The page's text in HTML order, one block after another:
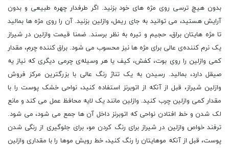
بدون هیچ ترسی روی مژه‌ های خود بزنید. اگر طرفدار چهره‌ طبیعی و بدون
آرایش هستید، می ‌توانید به جای ریمل، وازلین بزنید. آن را روی مژه ‌ها بمالید
تا مژه‌ هایتان براق، حجیم و تیره به نظر برسند. ضمنا قیمت وازلین در شیراز
یک نرم کننده‌ی عالی برای مژه ‌ها نیز محسوب می شود. براق کننده‌ چرم، مقدار
کمی وازلین را روی بوت، کفش، کیف یا هر وسیله‌ی چرمی دیگری که نیاز یه
صیقل دارد، بمالید. رسیدن به یک تناژ رنگ عالی با بزرگترین مرکز فروش
وازلین شیراز، قبل از آنکه از اتوبرنز استفاده کنید، نواحی خشک پوست را با
مقدار کمی وازلین چرب کنید. وازلین مانند یک لایه‌ محافظ عمل می کند و مانع
لک شدن و خط افتادن نواحی که اتوبرنز داخل آن ها جمع می شود، می شود.
ترفند خواص وازلین در شیراز برای رنگ کردن مو، برای جلوگیری از رنگی شدن
پوست، قبل از آنکه موهایتان را رنگ کنید، خط رویش موها را با مقداری وازلین